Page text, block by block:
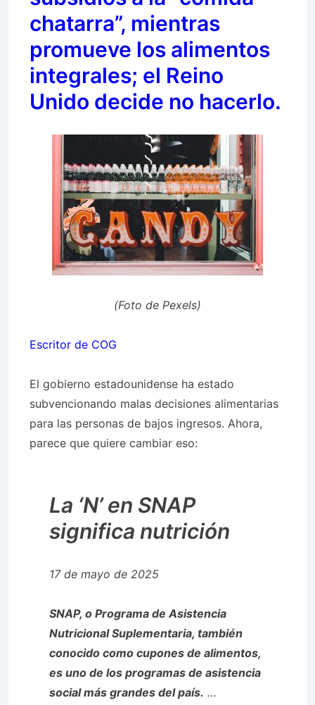
chatarra”, mientras
promueve los alimentos
integrales; el Reino
Unido decide no hacerlo.
(Foto de Pexels)
Escritor de COG
El gobierno estadounidense ha estado
subvencionando malas decisiones alimentarias
para las personas de bajos ingresos. Ahora,
parece que quiere cambiar eso:
La ‘N’ en SNAP
significa nutrición
17 de mayo de 2025
SNAP, o Programa de Asistencia
Nutricional Suplementaria, también
conocido como cupones de alimentos,
es uno de los programas de asistencia
social más grandes del país. …